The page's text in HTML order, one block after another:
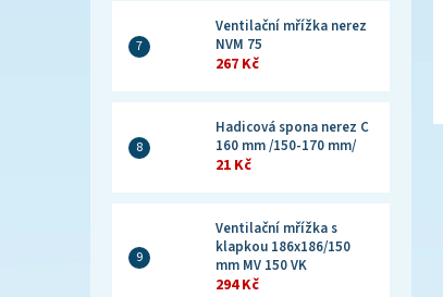
Ventilační mřížka nerez
NVM 75
267 Kč
Hadicová spona nerez C
160 mm /150-170 mm/
21 Kč
Ventilační mřížka s
klapkou 186x186/150
mm MV 150 VK
294 Kč